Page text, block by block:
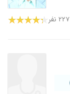
۲۲۷ نفر